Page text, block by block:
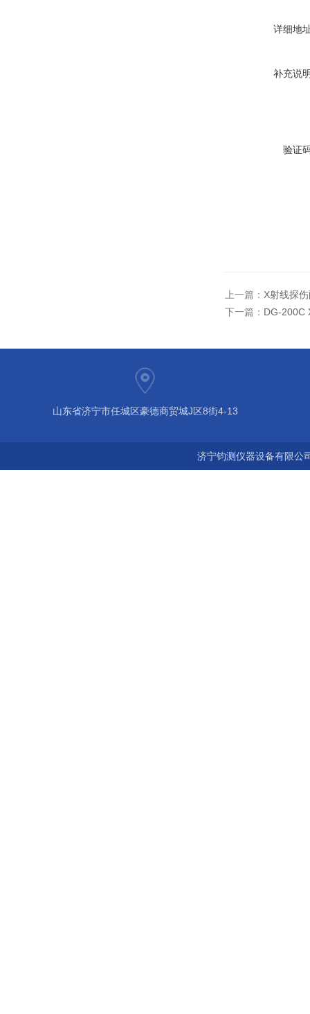
详细地
补充说
验证
上一篇： X射线探
下一篇： DG-200C
山东省济宁市任城区豪德商贸城J区8街4-13
济宁钧测仪器设备有限